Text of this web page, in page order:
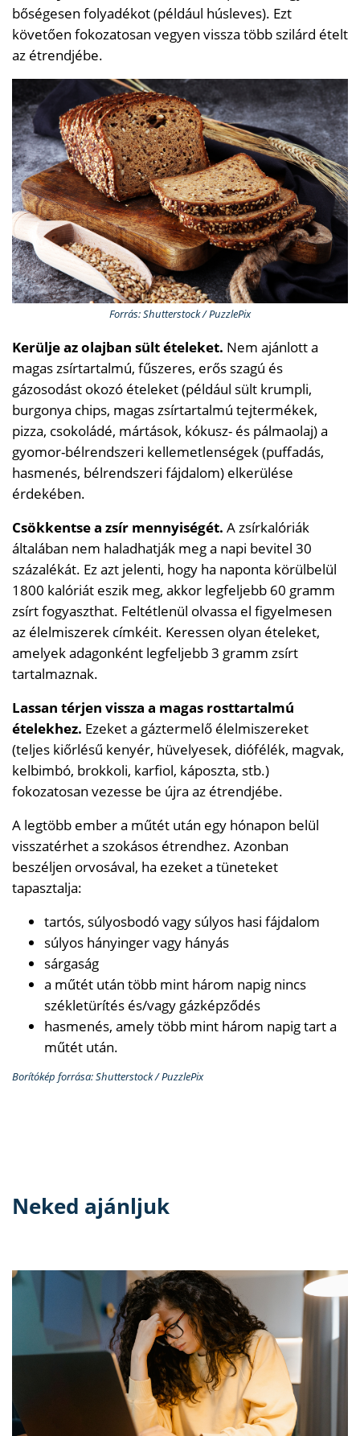
bőségesen folyadékot (például húsleves). Ezt
követően fokozatosan vegyen vissza több szilárd ételt
az étrendjébe.
Forrás: Shutterstock / PuzzlePix
Kerülje az olajban sült ételeket. Nem ajánlott a
magas zsírtartalmú, fűszeres, erős szagú és
gázosodást okozó ételeket (például sült krumpli,
burgonya chips, magas zsírtartalmú tejtermékek,
pizza, csokoládé, mártások, kókusz- és pálmaolaj) a
gyomor-bélrendszeri kellemetlenségek (puffadás,
hasmenés, bélrendszeri fájdalom) elkerülése
érdekében.
Csökkentse a zsír mennyiségét. A zsírkalóriák
általában nem haladhatják meg a napi bevitel 30
százalékát. Ez azt jelenti, hogy ha naponta körülbelül
1800 kalóriát eszik meg, akkor legfeljebb 60 gramm
zsírt fogyaszthat. Feltétlenül olvassa el figyelmesen
az élelmiszerek címkéit. Keressen olyan ételeket,
amelyek adagonként legfeljebb 3 gramm zsírt
tartalmaznak.
Lassan térjen vissza a magas rosttartalmú
ételekhez. Ezeket a gáztermelő élelmiszereket
(teljes kiőrlésű kenyér, hüvelyesek, diófélék, magvak,
kelbimbó, brokkoli, karfiol, káposzta, stb.)
fokozatosan vezesse be újra az étrendjébe.
A legtöbb ember a műtét után egy hónapon belül
visszatérhet a szokásos étrendhez. Azonban
beszéljen orvosával, ha ezeket a tüneteket
tapasztalja:
tartós, súlyosbodó vagy súlyos hasi fájdalom
súlyos hányinger vagy hányás
sárgaság
a műtét után több mint három napig nincs
székletürítés és/vagy gázképződés
hasmenés, amely több mint három napig tart a
műtét után.
Borítókép forrása: Shutterstock / PuzzlePix
Neked ajánljuk